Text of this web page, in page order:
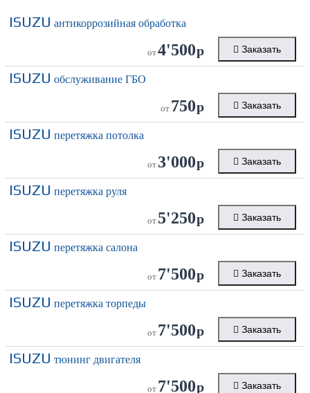
ISUZU антикоррозийная обработка
от4'500р Заказать
ISUZU обслуживание ГБО
от 750р Заказать
ISUZU перетяжка потолка
от 3'000р Заказать
ISUZU перетяжка руля
от 5'250р Заказать
ISUZU перетяжка салона
от 7'500р Заказать
ISUZU перетяжка торпеды
от 7'500р Заказать
ISUZU тюнинг двигателя
от 7'500р Заказать